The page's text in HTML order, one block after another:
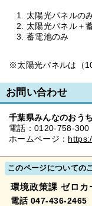
太陽光パネルの
太陽光パネル＋
蓄電池のみ
※太陽光パネルは（
お問い合わせ
千葉県みんなのおう
電話：0120-758-300
ホームページ：
このページについての
環境政策課 ゼロカ
電話 047-436-2465